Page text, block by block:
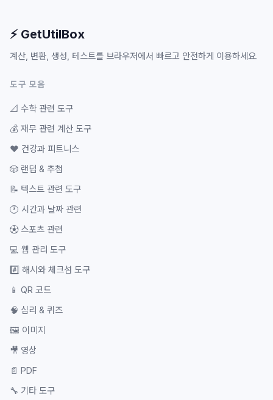
⚡ GetUtilBox
계산, 변환, 생성, 테스트를 브라우저에서 빠르고 안전하게 이용하세요.
도구 모음
📐 수학 관련 도구
💰 재무 관련 계산 도구
❤️ 건강과 피트니스
🎲 랜덤 & 추첨
📝 텍스트 관련 도구
🕐 시간과 날짜 관련
⚽ 스포츠 관련
💻 웹 관리 도구
#️⃣ 해시와 체크섬 도구
📱 QR 코드
🧠 심리 & 퀴즈
🖼️ 이미지
🎥 영상
📄 PDF
🔧 기타 도구